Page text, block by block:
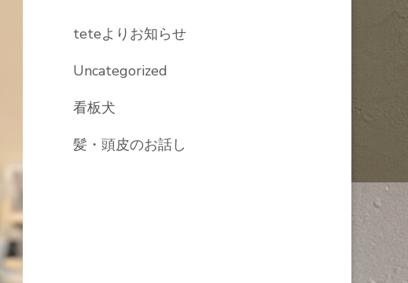
teteよりお知らせ
Uncategorized
看板犬
髪・頭皮のお話し